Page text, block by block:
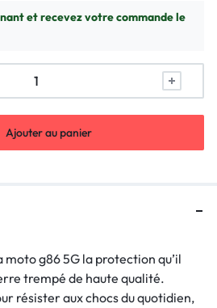
et recevez votre commande le
Ajouter au panier
g86 5G la protection qu’il
trempé de haute qualité.
résister aux chocs du quotidien,